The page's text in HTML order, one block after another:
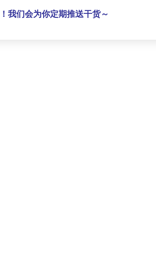
我们会为你定期推送干货～